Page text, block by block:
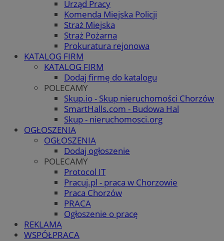
Urząd Pracy
Komenda Miejska Policji
Straż Miejska
Straż Pożarna
Prokuratura rejonowa
KATALOG FIRM
KATALOG FIRM
Dodaj firmę do katalogu
POLECAMY
Skup.io - Skup nieruchomości Chorzów
SmartHalls.com - Budowa Hal
Skup - nieruchomosci.org
OGŁOSZENIA
OGŁOSZENIA
Dodaj ogłoszenie
POLECAMY
Protocol IT
Pracuj.pl - praca w Chorzowie
Praca Chorzów
PRACA
Ogłoszenie o pracę
REKLAMA
WSPÓŁPRACA